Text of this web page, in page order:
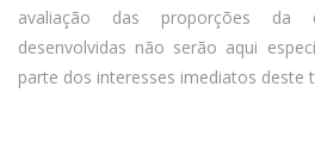
avaliação das proporções da
desenvolvidas não serão aqui
parte dos interesses imediatos deste